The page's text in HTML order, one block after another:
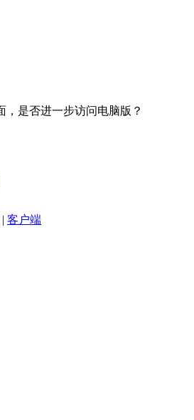
，是否进一步访问电脑版？
| 客户端